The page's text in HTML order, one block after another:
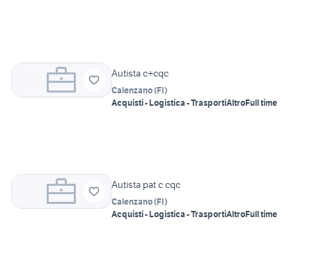
Autista c+cqc
Calenzano(FI)
Acquisti - Logistica - TrasportiAltroFull time
Autista pat c cqc
Calenzano(FI)
Acquisti - Logistica - TrasportiAltroFull time